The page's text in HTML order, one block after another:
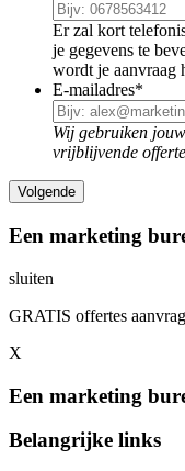
Er zal kort
je gegevens te
wordt je aanvraag
E-mailadres*
Wij gebruiken
vrijblijvende
Een marketing
sluiten
GRATIS offertes
X
Een marketing
Belangrijke links